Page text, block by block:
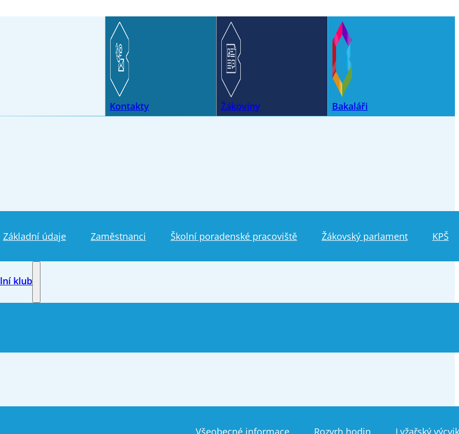
Kontakty Žákoviny Bakaláři
Základní údaje Zaměstnanci Školní poradenské pracoviště Žákovský parlament KPŠ
klub
Všeobecné informace Rozvrh hodin Lyžařský výcvik